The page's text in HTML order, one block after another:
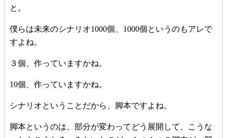
と。
僕らは未来のシナリオ1000個、1000個というのもアレで
すよね。
３個、作っていますかね。
10個、作っていますかね。
シナリオということだから、脚本ですよね。
脚本というのは、部分が変わってどう展開して、こうな